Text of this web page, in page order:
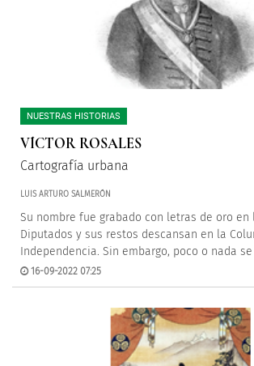
NUESTRAS HISTORIAS
VÍCTOR ROSALES
Cartografía urbana
LUIS ARTURO SALMERÓN
Su nombre fue grabado con letras de oro en
Diputados y sus restos descansan en la
Independencia. Sin embargo, poco o nada
16-09-2022 07:25